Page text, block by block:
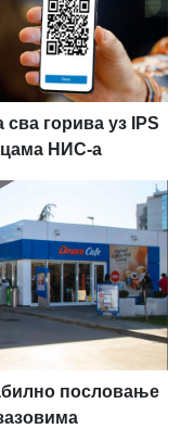
горива уз IPS
НИС-а
пословање